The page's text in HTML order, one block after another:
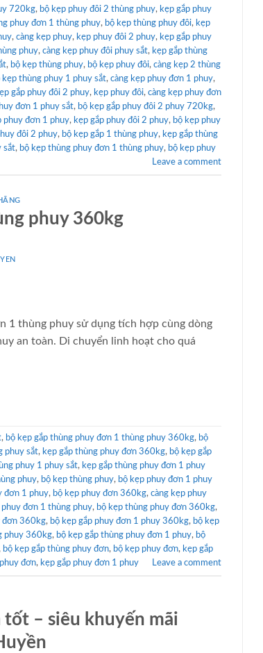
720kg, bộ kẹp phuy đôi 2 thùng phuy, kẹp gắp phuy
phuy đơn 1 thùng phuy, bộ kẹp thùng phuy đôi, kẹp
, càng kẹp phuy, kẹp phuy đôi 2 phuy, kẹp gắp phuy
phuy, càng kẹp phuy đôi phuy sắt, kẹp gắp thùng
, bộ kẹp thùng phuy, bộ kẹp phuy đôi, càng kẹp 2 thùng
kẹp thùng phuy 1 phuy sắt, càng kẹp phuy đơn 1 phuy,
gắp phuy đôi 2 phuy, kẹp phuy đôi, càng kẹp phuy đơn
đơn 1 phuy sắt, bộ kẹp gắp phuy đôi 2 phuy 720kg,
phuy đơn 1 phuy, kẹp gắp phuy đôi 2 phuy, bộ kẹp phuy
đôi 2 phuy, bộ kẹp gắp 1 thùng phuy, kẹp gắp thùng
sắt, bộ kẹp thùng phuy đơn 1 thùng phuy, bộ kẹp phuy
Leave a comment
phuy 360kg
1 thùng phuy sử dụng tích hợp cùng dòng
an toàn. Di chuyển linh hoạt cho quá
, bộ kẹp gắp thùng phuy đơn 1 thùng phuy 360kg, bộ
phuy sắt, kẹp gắp thùng phuy đơn 360kg, bộ kẹp gắp
phuy 1 phuy sắt, kẹp gắp thùng phuy đơn 1 phuy
phuy, bộ kẹp thùng phuy, bộ kẹp phuy đơn 1 phuy
đơn 1 phuy, bộ kẹp phuy đơn 360kg, càng kẹp phuy
phuy đơn 1 thùng phuy, bộ kẹp thùng phuy đơn 360kg,
đơn 360kg, bộ kẹp gắp phuy đơn 1 phuy 360kg, bộ kẹp
phuy 360kg, bộ kẹp gắp thùng phuy đơn 1 phuy, bộ
bộ kẹp gắp thùng phuy đơn, bộ kẹp phuy đơn, kẹp gắp
đơn, kẹp gắp phuy đơn 1 phuy Leave a comment
tốt – siêu khuyến mãi